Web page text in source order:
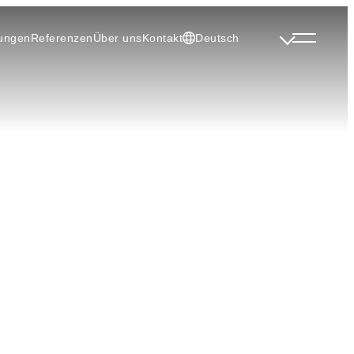
Referenzen Über unsKontakt Deutsch